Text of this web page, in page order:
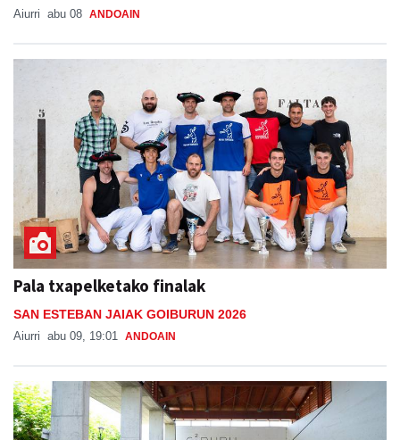
Aiurri abu 08 ANDOAIN
Pala txapelketako finalak
SAN ESTEBAN JAIAK GOIBURUN 2026
Aiurri abu 09, 19:01 ANDOAIN